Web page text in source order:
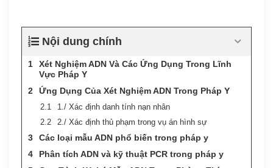
Nội dung chính
Xét Nghiệm ADN Và Các Ứng Dụng Trong Lĩnh
Vực Pháp Y
Ứng Dụng Của Xét Nghiệm ADN Trong Pháp Y
1./ Xác định danh tính nạn nhân
2./ Xác định thủ phạm trong vụ án hình sự
Các loại mẫu ADN phổ biến trong pháp y
Phân tích ADN và kỹ thuật PCR trong pháp y